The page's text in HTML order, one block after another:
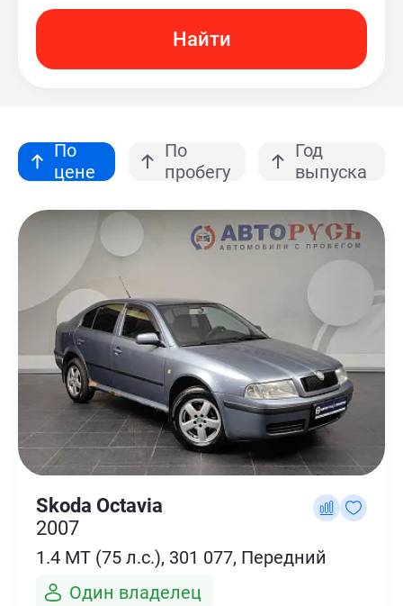
Найти
По
цене
По
пробегу
Год
выпуска
Skoda Octavia
2007
1.4 MT (75 л.с.), 301 077, Передний
Один владелец